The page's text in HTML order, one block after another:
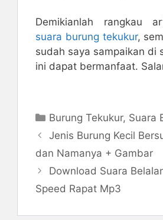
Demikianlah rangkau
suara burung tekukur,
sudah saya sampaikan di
ini dapat bermanfaat.
Kategori
Burung Tekukur, Suara
Jenis Burung Kecil
dan Namanya + Gambar
Download Suara
Speed Rapat Mp3